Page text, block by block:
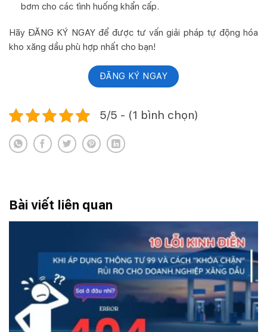
bơm cho các tình huống khẩn cấp.
Hãy ĐĂNG KÝ NGAY để được tư vấn giải pháp tự động hóa
kho xăng dầu phù hợp nhất cho bạn!
ĐĂNG KÝ NGAY
5/5 - (1 bình chọn)
Bài viết liên quan